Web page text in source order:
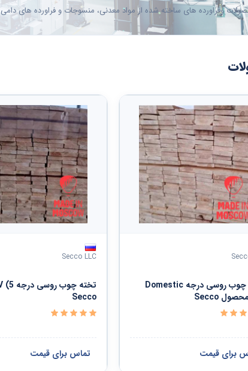
وفراورده های ساخته شده از مواد معدنی، منسوجات و فراورده های دامی
تخته چوب روسی درجه Domestic
برای قیمت
Secco LLC
Secco
تماس برای قیمت